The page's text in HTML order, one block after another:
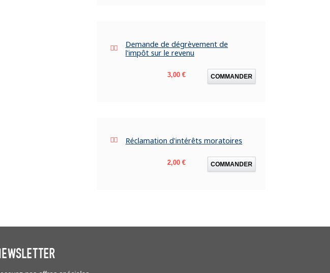
Demande de dégrèvement de
l'impôt sur le revenu
Prix
3,00 € COMMANDER
Réclamation d'intérêts moratoires
Prix
2,00 € COMMANDER